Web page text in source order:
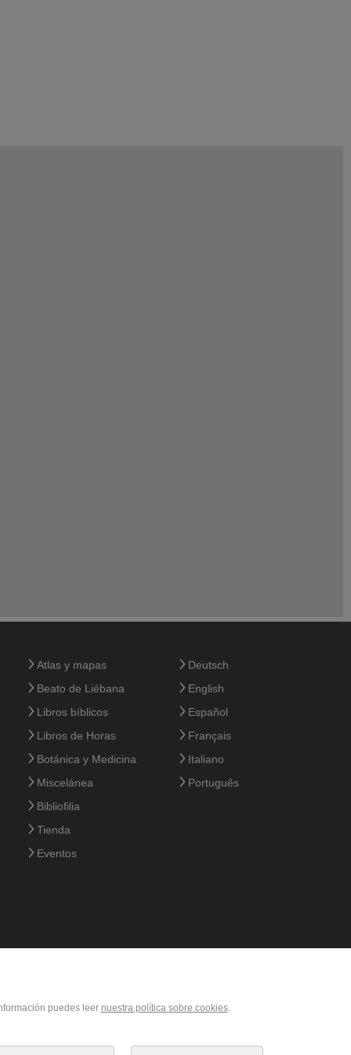
Atlas y mapas
Beato de Liébana
Libros bíblicos
Libros de Horas
Botánica y Medicina
Miscelánea
Bibliofilia
Tienda
Eventos
Deutsch
English
Español
Français
Italiano
Português
puedes leer nuestra política sobre cookies.